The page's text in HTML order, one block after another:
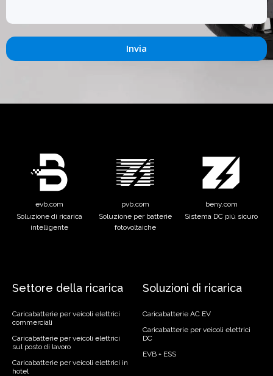
Invia
evb.com
Soluzione di ricarica
intelligente
pvb.com
Soluzione per batterie
fotovoltaiche
beny.com
Sistema DC più sicuro
Settore della ricarica
Caricabatterie per veicoli elettrici
commerciali
Caricabatterie per veicoli elettrici
sul posto di lavoro
Caricabatterie per veicoli elettrici in
hotel
Soluzioni di ricarica
Caricabatterie AC EV
Caricabatterie per veicoli elettrici
DC
EVB + ESS